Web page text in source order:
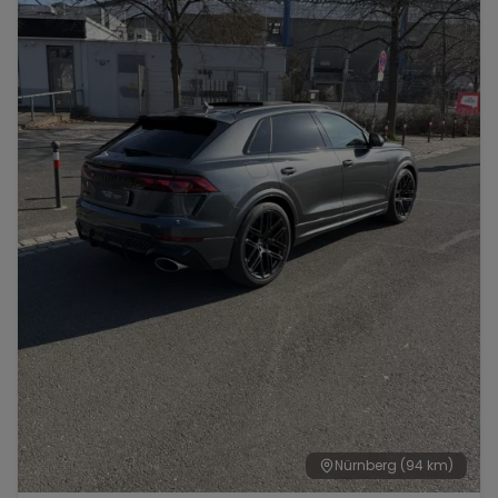
Nürnberg (94 km)